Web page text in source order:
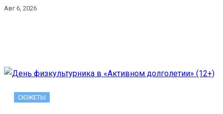
Авг 6, 2026
СЮЖЕТЫ